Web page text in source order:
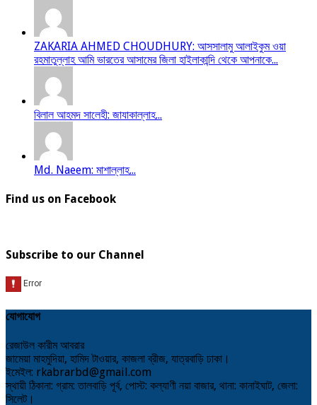
ZAKARIA AHMED CHOUDHURY: আসসালামু আলাইকুম ওয়া
রহমাতুল্লাহ আমি ভারতের আসামের জিলা হাইলাকান্দি থেকে আপনাকে...
বিলাল আহমদ সালেহী: জাযাকাল্লাহ...
Md. Naeem: মাশাল্লাহ...
Find us on Facebook
Subscribe to our Channel
যোগাযোগ
রেজাউল কারীম আবরার
জামেয়া মাহমুদিয়া, হামিদ টাওয়ার, কাজলা ব্রীজ, যাত্রবাড়ি ঢাকা।
ইমেইল: rkabrarbd@gmail.com
স্থায়ী ঠিকানা: গ্রাম: তালবাড়ি পূর্ব, পোস্ট: কল্যাণী নয়া বাজার, থানা: কানাইঘাট, জেলা:
সিলেট।